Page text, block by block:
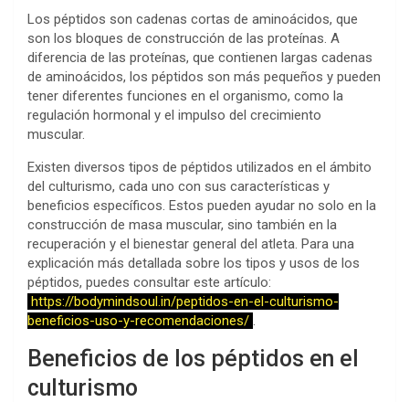
Los péptidos son cadenas cortas de aminoácidos, que
son los bloques de construcción de las proteínas. A
diferencia de las proteínas, que contienen largas cadenas
de aminoácidos, los péptidos son más pequeños y pueden
tener diferentes funciones en el organismo, como la
regulación hormonal y el impulso del crecimiento
muscular.
Existen diversos tipos de péptidos utilizados en el ámbito
del culturismo, cada uno con sus características y
beneficios específicos. Estos pueden ayudar no solo en la
construcción de masa muscular, sino también en la
recuperación y el bienestar general del atleta. Para una
explicación más detallada sobre los tipos y usos de los
péptidos, puedes consultar este artículo:
https://bodymindsoul.in/peptidos-en-el-culturismo-
beneficios-uso-y-recomendaciones/ .
Beneficios de los péptidos en el
culturismo